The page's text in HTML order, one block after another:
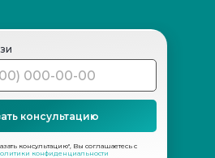
консультацию", Вы соглашаетесь с
конфиденциальности
консультацию